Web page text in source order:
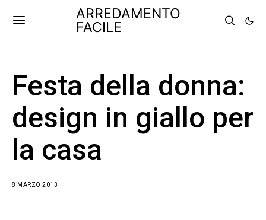
ARREDAMENTO
FACILE
Festa della donna:
design in giallo per
la casa
8 MARZO 2013